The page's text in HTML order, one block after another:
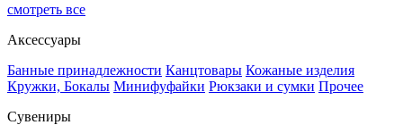
смотреть все
Аксессуары
Банные принадлежности Канцтовары Кожаные изделия
Кружки, Бокалы Минифуфайки Рюкзаки и сумки Прочее
Сувениры